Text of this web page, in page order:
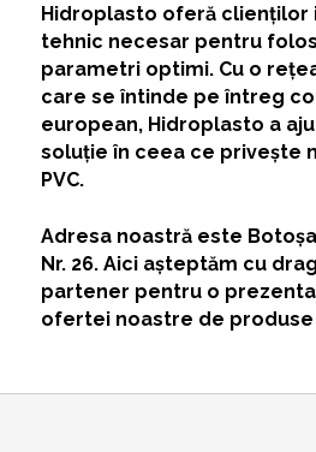
Hidroplasto oferă clienților
tehnic necesar pentru
parametri optimi. Cu o
care se întinde pe întreg
european, Hidroplasto a
soluție în ceea ce privește
PVC.
Adresa noastră este
Nr. 26. Aici așteptăm cu
partener pentru o
ofertei noastre de produse